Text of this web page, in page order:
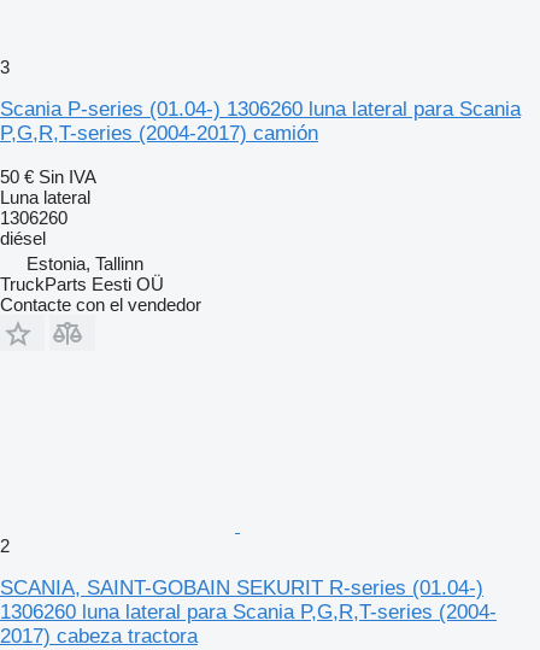
3
Scania P-series (01.04-) 1306260 luna lateral para Scania
P,G,R,T-series (2004-2017) camión
50 € Sin IVA
Luna lateral
1306260
diésel
Estonia, Tallinn
TruckParts Eesti OÜ
Contacte con el vendedor
2
SCANIA, SAINT-GOBAIN SEKURIT R-series (01.04-)
1306260 luna lateral para Scania P,G,R,T-series (2004-
2017) cabeza tractora